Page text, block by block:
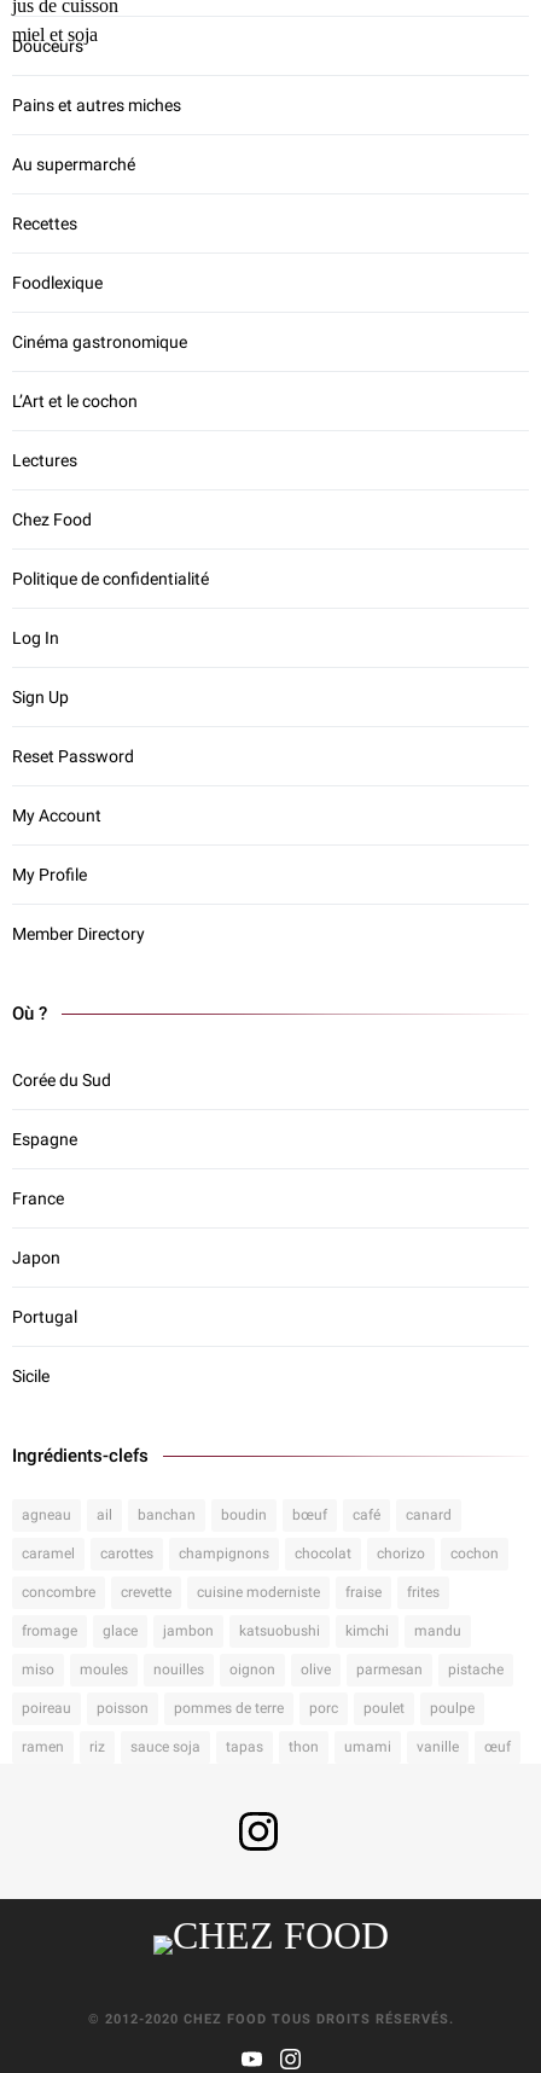
Douceurs
Pains et autres miches
Au supermarché
Recettes
Foodlexique
Cinéma gastronomique
L’Art et le cochon
Lectures
Chez Food
Politique de confidentialité
Log In
Sign Up
Reset Password
My Account
My Profile
Member Directory
Où ?
Corée du Sud
Espagne
France
Japon
Portugal
Sicile
Ingrédients-clefs
agneau ail banchan boudin bœuf café canard
caramel carottes champignons chocolat chorizo cochon
concombre crevette cuisine moderniste fraise frites
fromage glace jambon katsuobushi kimchi mandu
miso moules nouilles oignon olive parmesan pistache
poireau poisson pommes de terre porc poulet poulpe
ramen riz sauce soja tapas thon umami vanille œuf
© 2012-2020 CHEZ FOOD TOUS DROITS RÉSERVÉS.